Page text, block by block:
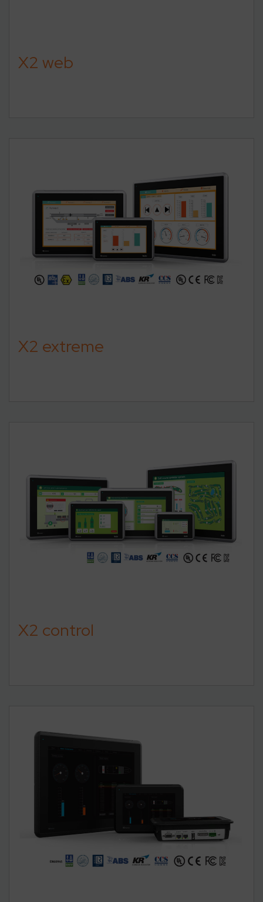
X2 web
X2 extreme
X2 control